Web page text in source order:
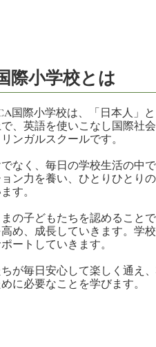
際小学校とは
小学校は、「日本人」と
、英語を使いこなし国際社
ンガルスクールです。
なく、毎日の学校生活の中
ン力を養い、ひとりひとり
す。
の子どもたちを認めること
め、成長していきます。学
ートしていきます。
が毎日安心して楽しく通え
に必要なことを学びます。